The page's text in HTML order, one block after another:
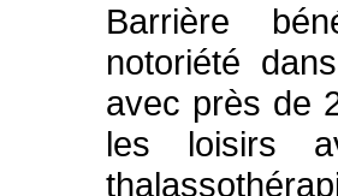
Barrière
notoriété
avec près de
les loisirs